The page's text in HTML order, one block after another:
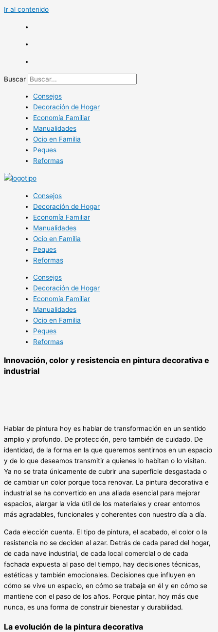
Ir al contenido
Buscar
Consejos
Decoración de Hogar
Economía Familiar
Manualidades
Ocio en Familia
Peques
Reformas
Consejos
Decoración de Hogar
Economía Familiar
Manualidades
Ocio en Familia
Peques
Reformas
Consejos
Decoración de Hogar
Economía Familiar
Manualidades
Ocio en Familia
Peques
Reformas
Innovación, color y resistencia en pintura decorativa e
industrial
Hablar de pintura hoy es hablar de transformación en un sentido
amplio y profundo. De protección, pero también de cuidado. De
identidad, de la forma en la que queremos sentirnos en un espacio
y de lo que deseamos transmitir a quienes lo habitan o lo visitan.
Ya no se trata únicamente de cubrir una superficie desgastada o
de cambiar un color porque toca renovar. La pintura decorativa e
industrial se ha convertido en una aliada esencial para mejorar
espacios, alargar la vida útil de los materiales y crear entornos
más agradables, funcionales y coherentes con nuestro día a día.
Cada elección cuenta. El tipo de pintura, el acabado, el color o la
resistencia no se deciden al azar. Detrás de cada pared del hogar,
de cada nave industrial, de cada local comercial o de cada
fachada expuesta al paso del tiempo, hay decisiones técnicas,
estéticas y también emocionales. Decisiones que influyen en
cómo se vive un espacio, en cómo se trabaja en él y en cómo se
mantiene con el paso de los años. Porque pintar, hoy más que
nunca, es una forma de construir bienestar y durabilidad.
La evolución de la pintura decorativa